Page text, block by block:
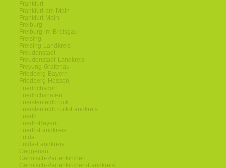
Frankfurt
Frankfurt-am-Main
Frankfurt-Main
Freiburg
Freiburg-im-Breisgau
Freising
Freising-Landkreis
Freudenstadt
Freudenstadt-Landkreis
Freyung-Grafenau
Friedberg-Bayern
Friedberg-Hessen
Friedrichsdorf
Friedrichshafen
Fuerstenfeldbruck
Fuerstenfeldbruck-Landkreis
Fuerth
Fuerth-Bayern
Fuerth-Landkreis
Fulda
Fulda-Landkreis
Gaggenau
Garmisch-Partenkirchen
Garmisch-Partenkirchen-Landkreis